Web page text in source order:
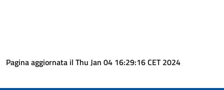
Pagina aggiornata il Thu Jan 04 16:29:16 CET 2024